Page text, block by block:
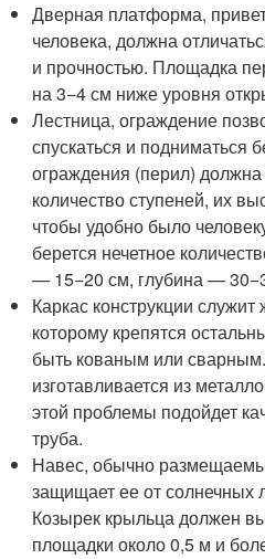
Дверная платформа,
человека, должна
и прочностью. Площадка
на 3−4 см ниже уровня
Лестница, ограждение
спускаться и подниматься
ограждения (перил)
количество ступеней, их
чтобы удобно было
берется нечетное
— 15−20 см, глубина —
Каркас конструкции
которому крепятся
быть кованым или
изготавливается из
этой проблемы подойдет
труба.
Навес, обычно
защищает ее от солнечных
Козырек крыльца должен
площадки около 0,5 м и